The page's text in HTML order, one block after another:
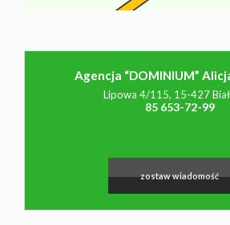
Agencja “DOMINIUM”
Lipowa 4/115, 15-427
85 653-72-99
zostaw wiadomość